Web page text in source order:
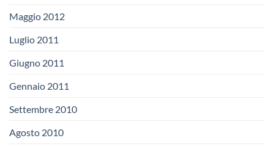
Maggio 2012
Luglio 2011
Giugno 2011
Gennaio 2011
Settembre 2010
Agosto 2010